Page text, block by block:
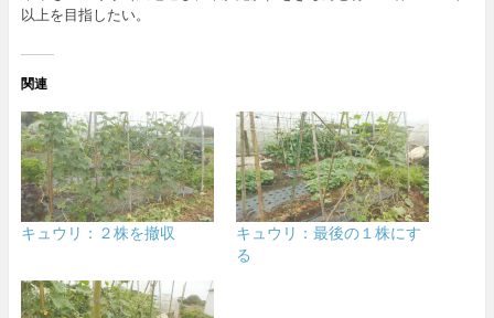
以上を目指したい。
関連
キュウリ：２株を撤収
キュウリ：最後の１株にす
る